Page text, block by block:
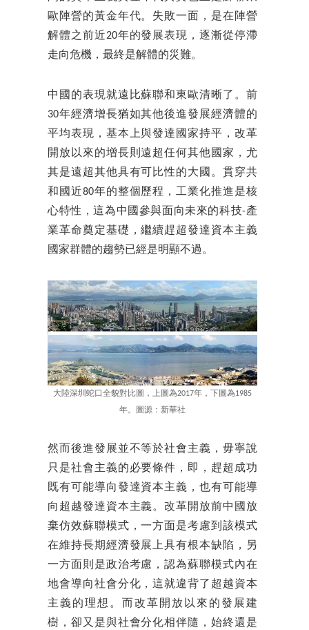
歐陣營的黃金年代。失敗一面，是在陣營
解體之前近20年的發展表現，逐漸從停滯
走向危機，最終是解體的災難。
中國的表現就遠比蘇聯和東歐清晰了。前
30年經濟增長猶如其他後進發展經濟體的
平均表現，基本上與發達國家持平，改革
開放以來的增長則遠超任何其他國家，尤
其是遠超其他具有可比性的大國。貫穿共
和國近80年的整個歷程，工業化推進是核
心特性，這為中國參與面向未來的科技-產
業革命奠定基礎，繼續趕超發達資本主義
國家群體的趨勢已經是明顯不過。
大陸深圳蛇口全貌對比圖，上圖為2017年，下圖為1985
年。圖源：新華社
然而後進發展並不等於社會主義，毋寧說
只是社會主義的必要條件，即，趕超成功
既有可能導向發達資本主義，也有可能導
向超越發達資本主義。改革開放前中國放
棄仿效蘇聯模式，一方面是考慮到該模式
在維持長期經濟發展上具有根本缺陷，另
一方面則是政治考慮，認為蘇聯模式內在
地會導向社會分化，這就違背了超越資本
主義的理想。而改革開放以來的發展建
樹，卻又是與社會分化相伴隨，始終還是